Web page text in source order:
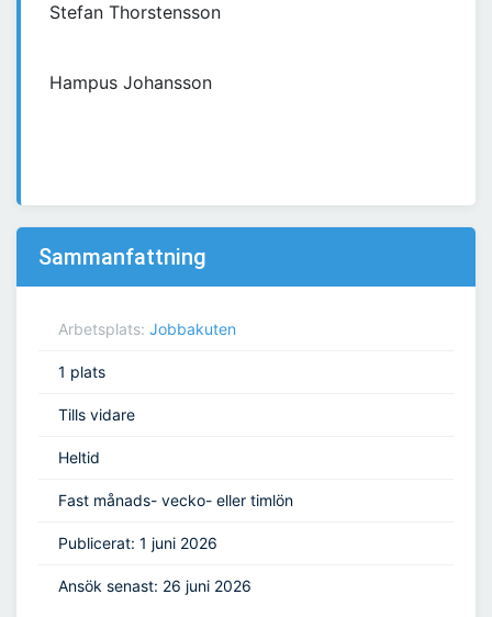
Stefan Thorstensson
Hampus Johansson
Sammanfattning
Arbetsplats: Jobbakuten
1 plats
Tills vidare
Heltid
Fast månads- vecko- eller timlön
Publicerat: 1 juni 2026
Ansök senast: 26 juni 2026